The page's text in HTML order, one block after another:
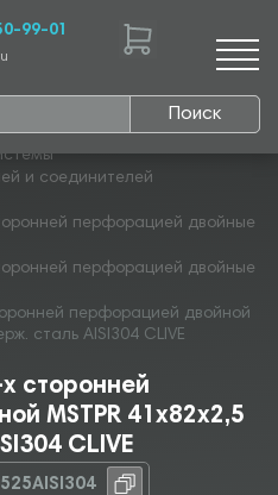
Поиск
99-01
и соединителей
перфорацией двойные
перфорацией двойные
перфорацией двойной
сталь AISI304 CLIVE
сторонней
MSTPR 41х82х2,5
CLIVE